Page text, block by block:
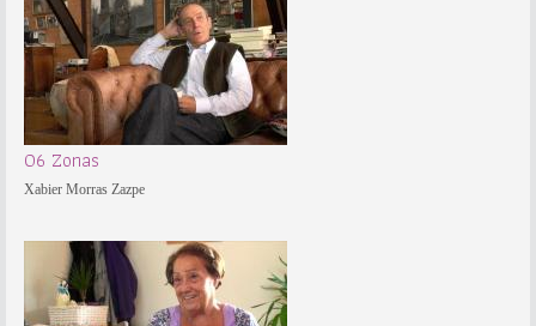
06 Zonas
Xabier Morras Zazpe